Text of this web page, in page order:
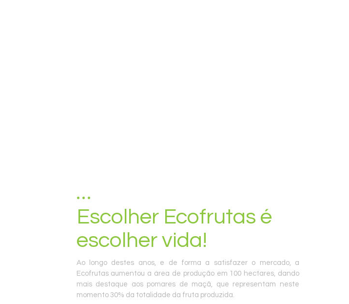
Escolher Ecofrutas é
escolher vida!
Ao longo destes anos, e de forma a satisfazer o mercado, a
Ecofrutas aumentou a área de produção em 100 hectares, dando
mais destaque aos pomares de maçã, que representam neste
momento 30% da totalidade da fruta produzida.